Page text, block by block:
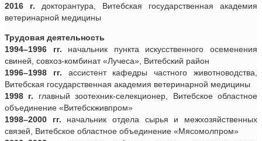
2016 г. докторантура, Витебская государственная академия
ветеринарной медицины
Трудовая деятельность
1994–1996 гг. начальник пункта искусственного осеменения
свиней, совхоз-комбинат «Лучеса», Витебский район
1996–1998 гг. ассистент кафедры частного животноводства,
Витебская государственная академия ветеринарной медицины
1998 г. главный зоотехник-селекционер, Витебское областное
объединение «Витебскживпром»
1998–2000 гг. начальник отдела сырья и межхозяйственных
связей, Витебское областное объединение «Мясомолпром»